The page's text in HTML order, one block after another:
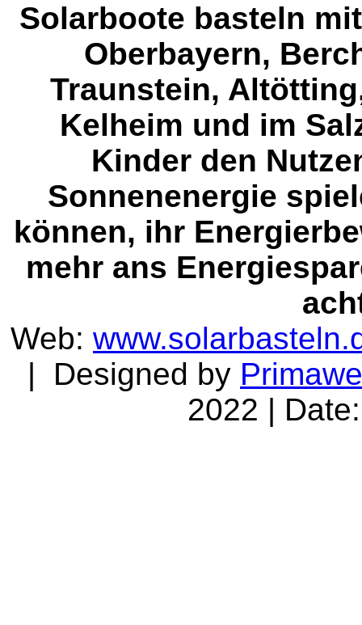
Solarboote basteln
Oberbayern,
Traunstein,
Kelheim und im
Kinder den
Sonnenenergie
können, ihr
mehr ans
Web:
| Designed by
2022 |